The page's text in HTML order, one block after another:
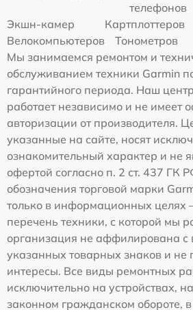
телефонов
Экшн-камер
Картплоттеров
Велокомпьютеров
Тонометров
Мы занимаемся ремонтом и
обслуживанием техники Garmin
гарантийного периода. Наш
работает независимо и не имеет
авторизации от производителя.
указанные на сайте, носят
ознакомительный характер и не
офертой согласно п. 2 ст. 437 ГК
обозначения торговой марки
только в информационных целях
перечень техники, с которой мы
организация не аффилирована с
указанных товарных знаков и не
интересы. Все виды ремонтных
исключительно на устройствах,
законном гражданском обороте, в